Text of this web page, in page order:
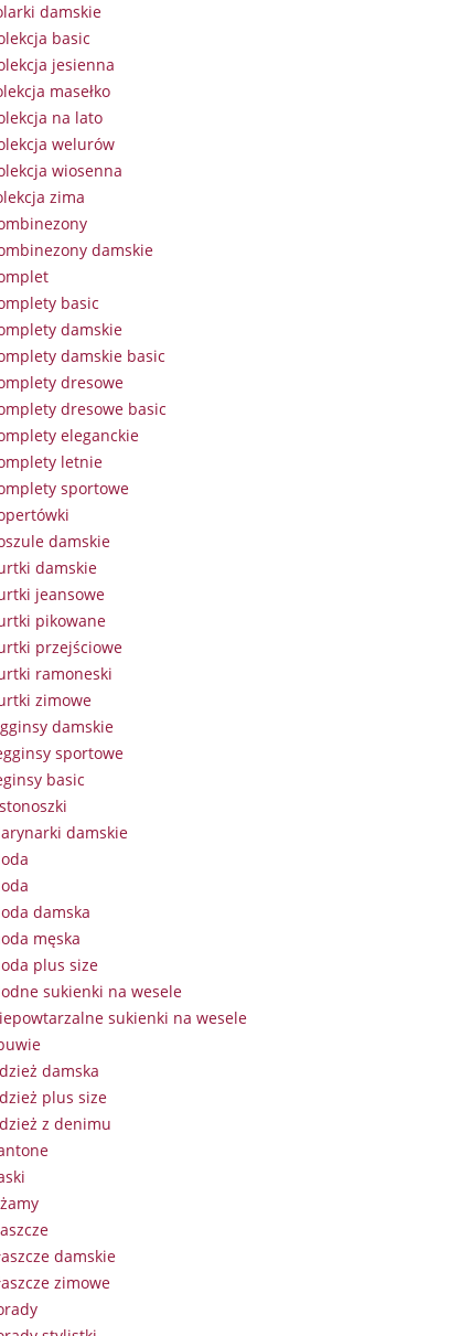
damskie
basic
jesienna
masełko
na lato
welurów
wiosenna
zima
damskie
basic
damskie
damskie basic
dresowe
dresowe basic
eleganckie
letnie
sportowe
damskie
damskie
jeansowe
pikowane
przejściowe
ramoneski
zimowe
damskie
sportowe
basic
damskie
damska
męska
plus size
sukienki na wesele
sukienki na wesele
damska
plus size
z denimu
damskie
zimowe